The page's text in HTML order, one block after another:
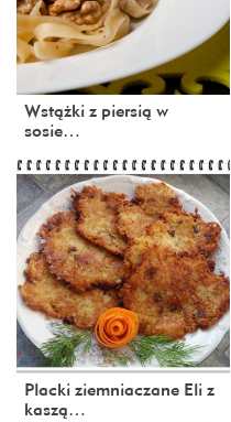
Wstążki z piersią w
sosie…
Placki ziemniaczane Eli z
kaszą…